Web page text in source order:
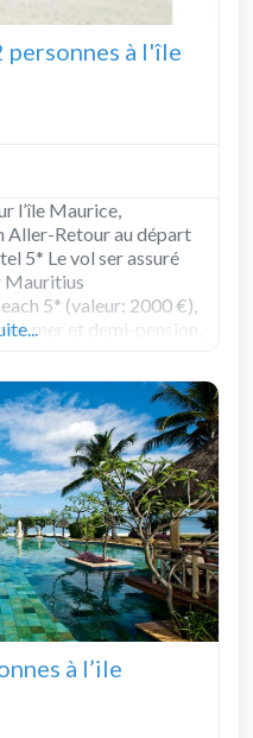
personnes à l'île
l’île Maurice,
Aller-Retour au départ
5* Le vol ser assuré
Mauritius
5* (valeur: 2000 €),
mer et demi-pension,
à l’ile